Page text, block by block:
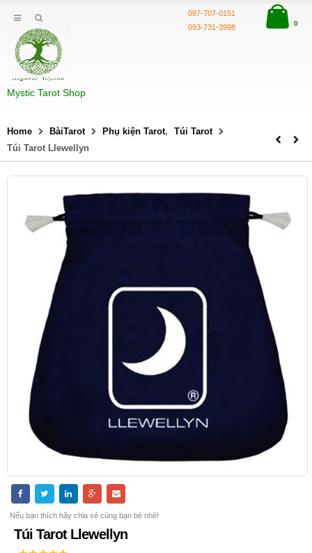
Mystic Tarot Shop
097-707-0151
093-731-3998
0
Home BàiTarot Phụ kiện Tarot,
Túi Tarot
Túi Tarot Llewellyn
Nếu bạn thích hãy chia sẻ cùng bạn bè nhé!
Túi Tarot Llewellyn